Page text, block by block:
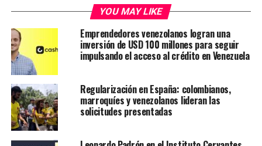
cada vez se consume más en España. Desde que la
conocimos hace unos años, este pseudocereal se ha ido
introduciendo en nuestro recetario y ya hemos
publicado un montón de recetas utilizándolo en
nuestras elaboraciones, partiendo de la preparación
básica de cómo cocer quinoa, que queda perfecta en
microondas.
Lea también:
Chocolates peruanos ganan 40
medallas en París
YOU MAY LIKE
Emprendedores venezolanos logran una
inversión de USD 100 millones para seguir
impulsando el acceso al crédito en Venezuela
Regularización en España: colombianos,
marroquíes y venezolanos lideran las
solicitudes presentadas